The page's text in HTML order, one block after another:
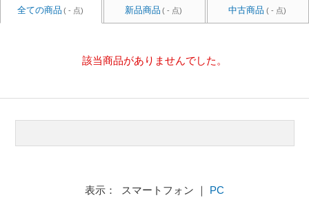
全ての商品 ( - 点) 新品商品 ( - 点) 中古商品 ( - 点)
該当商品がありませんでした。
表示： スマートフォン ｜ PC